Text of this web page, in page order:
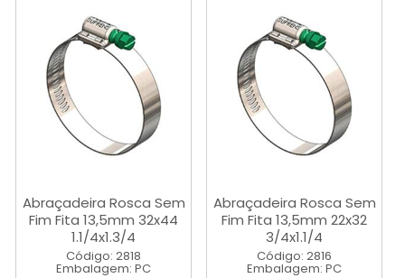
Abraçadeira Rosca Sem
Fim Fita 13,5mm 32x44
1.1/4x1.3/4
Código: 2818
Embalagem: PC
Abraçadeira Rosca Sem
Fim Fita 13,5mm 22x32
3/4x1.1/4
Código: 2816
Embalagem: PC